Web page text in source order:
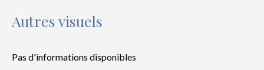
Autres visuels
Pas d'informations disponibles